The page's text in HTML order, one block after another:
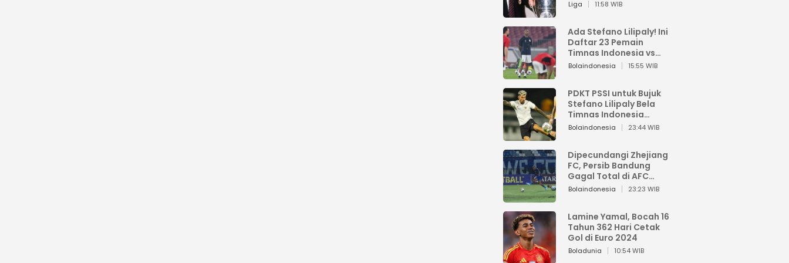
Liga 11:58 WIB
Ada Stefano Lilipaly! Ini
Daftar 23 Pemain
Timnas Indonesia vs
China
Bolaindonesia 15:55 WIB
PDKT PSSI untuk Bujuk
Stefano Lilipaly Bela
Timnas Indonesia
Berakhir Berantakan
Bolaindonesia 23:44 WIB
Dipecundangi Zhejiang
FC, Persib Bandung
Gagal Total di AFC
Champions League Two
Bolaindonesia 23:23 WIB
Lamine Yamal, Bocah 16
Tahun 362 Hari Cetak
Gol di Euro 2024
Boladunia 10:54 WIB